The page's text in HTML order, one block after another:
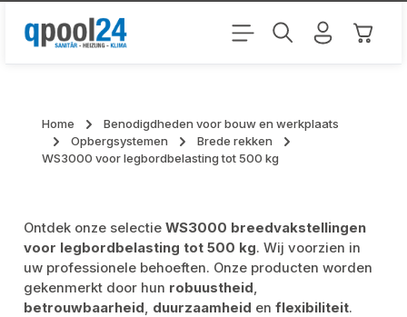
Ga naar de hoofdinhoud
Home
Benodigdheden voor bouw en werkplaats
Opbergsystemen
Brede rekken
WS3000 voor legbordbelasting tot 500 kg
Ontdek onze selectieWS3000 breedvakstellingen
voor legbordbelasting tot 500 kg. Wij voorzien in
uw professionele behoeften. Onze producten worden
gekenmerkt door hun robuustheid,
betrouwbaarheid, duurzaamheid enflexibiliteit.